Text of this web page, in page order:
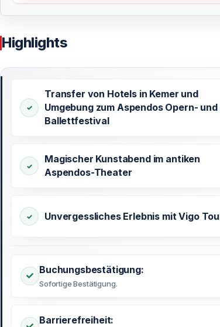
Highlights
Transfer von Hotels in Kemer und
Umgebung zum Aspendos Opern- und
Ballettfestival
Magischer Kunstabend im antiken
Aspendos-Theater
Unvergessliches Erlebnis mit Vigo
Buchungsbestätigung:
Sofortige Bestätigung.
Barrierefreiheit: